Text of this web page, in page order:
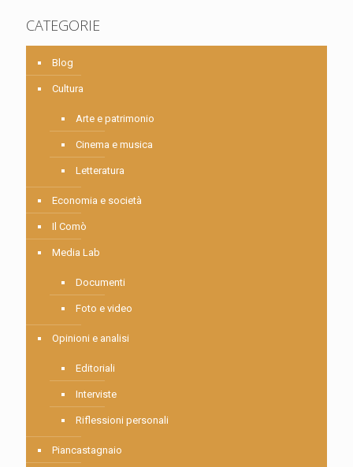
CATEGORIE
Blog
Cultura
Arte e patrimonio
Cinema e musica
Letteratura
Economia e società
Il Comò
Media Lab
Documenti
Foto e video
Opinioni e analisi
Editoriali
Interviste
Riflessioni personali
Piancastagnaio